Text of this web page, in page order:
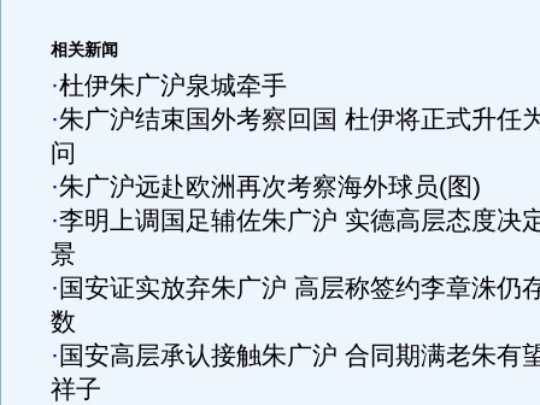
相关新闻
·杜伊朱广沪泉城牵手
·朱广沪结束国外考察回国 杜伊将正式升任
问
·朱广沪远赴欧洲再次考察海外球员(图)
·李明上调国足辅佐朱广沪 实德高层态度决
景
· 国安证实放弃朱广沪 高层称签约李章洙仍
数
· 国安高层承认接触朱广沪 合同期满老朱有
祥子